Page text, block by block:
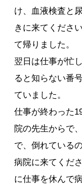
け、血液検査と
きに来てくださ
て帰りました。
翌日は仕事が忙
ると知らない番
ていました。
仕事が終わった
院の先生からで
で、倒れている
病院に来てくだ
に仕事を休んで